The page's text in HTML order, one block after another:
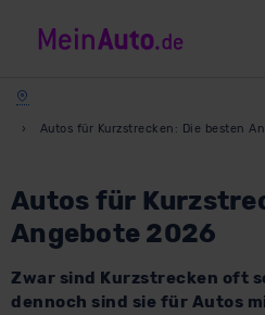
Autos für Kurzstrecken: Die besten
Autos für
Angebote 2026
Zwar sind Kurzstrecken oft
dennoch sind sie für Autos